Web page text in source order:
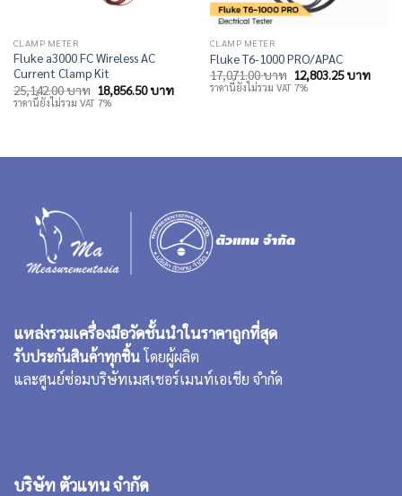
CLAMP METER
Fluke a3000 FC Wireless AC
Current Clamp Kit
25,142.00บาท Original
price
was:
18,856.50บาทCurrent
price
ราคานี้ยังไม่รวม VAT 7%
CLAMP METER
Fluke T6-1000 PRO/APAC
17,071.00บาท Original
price
12,803.25บาท
ราคานี้ยังไม่รวม VAT 7%
แหล่งรวมเครื่องมือวัดชั้นนำในราคาถูกที่สุด
รับประกันสินค้าทุกชิ้น โดยผู้ผลิต
และศูนย์ซ่อมบริษัทเมสเชอร์เมนท์เอเชีย จำกัด
บริษัท ตัวแทน จำกัด